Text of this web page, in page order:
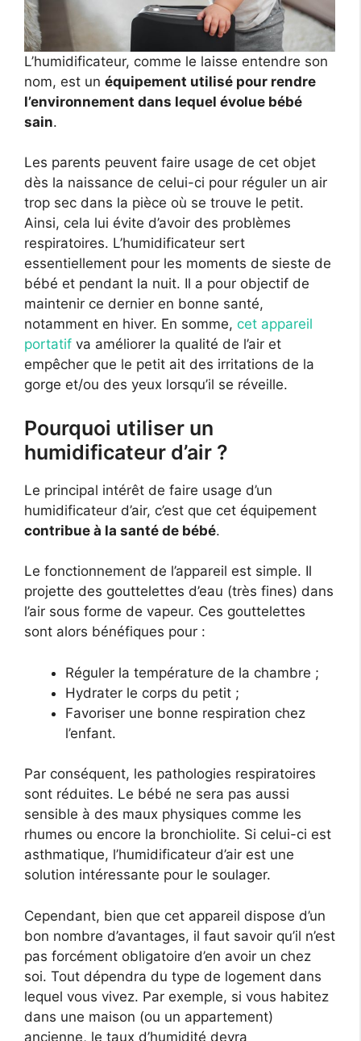
L’humidificateur, comme le laisse entendre son
nom, est un équipement utilisé pour rendre
l’environnement dans lequel évolue bébé
sain.
Les parents peuvent faire usage de cet objet
dès la naissance de celui-ci pour réguler un air
trop sec dans la pièce où se trouve le petit.
Ainsi, cela lui évite d’avoir des problèmes
respiratoires. L’humidificateur sert
essentiellement pour les moments de sieste de
bébé et pendant la nuit. Il a pour objectif de
maintenir ce dernier en bonne santé,
notamment en hiver. En somme, cet appareil
portatif va améliorer la qualité de l’air et
empêcher que le petit ait des irritations de la
gorge et/ou des yeux lorsqu’il se réveille.
Pourquoi utiliser un
humidificateur d’air ?
Le principal intérêt de faire usage d’un
humidificateur d’air, c’est que cet équipement
contribue à la santé de bébé.
Le fonctionnement de l’appareil est simple. Il
projette des gouttelettes d’eau (très fines) dans
l’air sous forme de vapeur. Ces gouttelettes
sont alors bénéfiques pour :
Réguler la température de la chambre ;
Hydrater le corps du petit ;
Favoriser une bonne respiration chez
l’enfant.
Par conséquent, les pathologies respiratoires
sont réduites. Le bébé ne sera pas aussi
sensible à des maux physiques comme les
rhumes ou encore la bronchiolite. Si celui-ci est
asthmatique, l’humidificateur d’air est une
solution intéressante pour le soulager.
Cependant, bien que cet appareil dispose d’un
bon nombre d’avantages, il faut savoir qu’il n’est
pas forcément obligatoire d’en avoir un chez
soi. Tout dépendra du type de logement dans
lequel vous vivez. Par exemple, si vous habitez
dans une maison (ou un appartement)
ancienne, le taux d’humidité devra